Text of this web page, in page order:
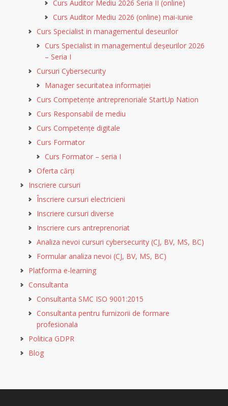
Curs Auditor Mediu 2026 Seria II (online)
Curs Auditor Mediu 2026 (online) mai-iunie
Curs Specialist in managementul deseurilor
Curs Specialist in managementul deșeurilor 2026
– Seria I
Cursuri Cybersecurity
Manager securitatea informației
Curs Competențe antreprenoriale StartUp Nation
Curs Responsabil de mediu
Curs Competențe digitale
Curs Formator
Curs Formator – seria I
Oferta cărți
Inscriere cursuri
Înscriere cursuri electricieni
Inscriere cursuri diverse
Inscriere curs antreprenoriat
Analiza nevoi cursuri cybersecurity (CJ, BV, MS, BC)
Formular analiza nevoi (CJ, BV, MS, BC)
Platforma e-learning
Consultanta
Consultanta SMC ISO 9001:2015
Consultanta pentru furnizorii de formare
profesionala
Politica GDPR
Blog